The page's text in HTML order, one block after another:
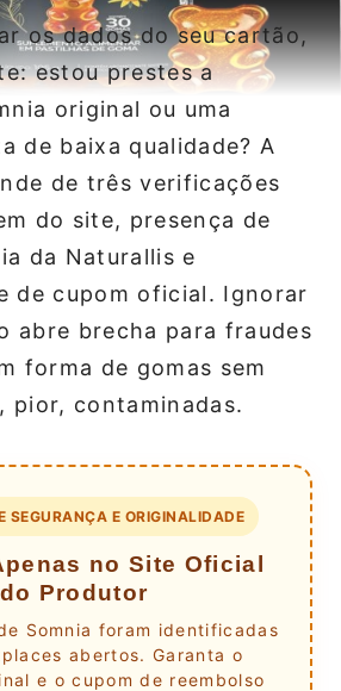
os dados do seu cartão,
estou prestes a
original ou uma
de baixa qualidade? A
de três verificações
do site, presença de
da Naturallis e
de cupom oficial. Ignorar
abre brecha para fraudes
forma de gomas sem
pior, contaminadas.
SEGURANÇA E ORIGINALIDADE
no Site Oficial
do Produtor
Somnia foram identificadas
abertos. Garanta o
e o cupom de reembolso